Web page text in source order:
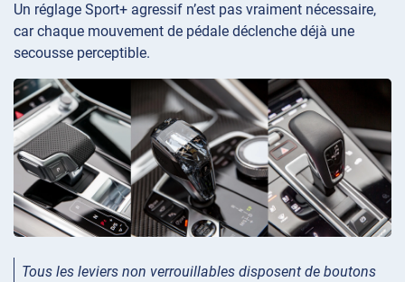
Un réglage Sport+ agressif n’est pas vraiment nécessaire,
car chaque mouvement de pédale déclenche déjà une
secousse perceptible.
Tous les leviers non verrouillables disposent de boutons